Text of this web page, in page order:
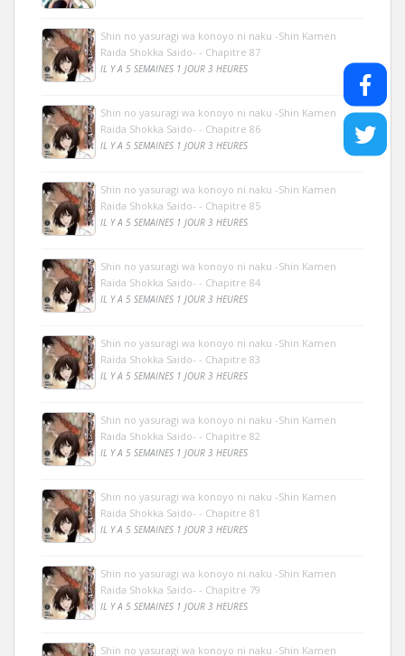
Shin no yasuragi wa konoyo ni naku -Shin Kamen
Raida Shokka Saido- - Chapitre 87
IL Y A 5 SEMAINES 1 JOUR 3 HEURES
Shin no yasuragi wa konoyo ni naku -Shin Kamen
Raida Shokka Saido- - Chapitre 86
IL Y A 5 SEMAINES 1 JOUR 3 HEURES
Shin no yasuragi wa konoyo ni naku -Shin Kamen
Raida Shokka Saido- - Chapitre 85
IL Y A 5 SEMAINES 1 JOUR 3 HEURES
Shin no yasuragi wa konoyo ni naku -Shin Kamen
Raida Shokka Saido- - Chapitre 84
IL Y A 5 SEMAINES 1 JOUR 3 HEURES
Shin no yasuragi wa konoyo ni naku -Shin Kamen
Raida Shokka Saido- - Chapitre 83
IL Y A 5 SEMAINES 1 JOUR 3 HEURES
Shin no yasuragi wa konoyo ni naku -Shin Kamen
Raida Shokka Saido- - Chapitre 82
IL Y A 5 SEMAINES 1 JOUR 3 HEURES
Shin no yasuragi wa konoyo ni naku -Shin Kamen
Raida Shokka Saido- - Chapitre 81
IL Y A 5 SEMAINES 1 JOUR 3 HEURES
Shin no yasuragi wa konoyo ni naku -Shin Kamen
Raida Shokka Saido- - Chapitre 79
IL Y A 5 SEMAINES 1 JOUR 3 HEURES
Shin no yasuragi wa konoyo ni naku -Shin Kamen